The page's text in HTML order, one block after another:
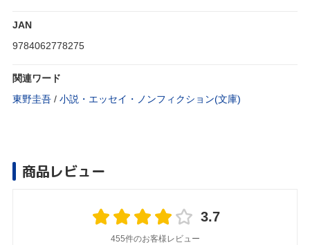
JAN
9784062778275
関連ワード
東野圭吾 / 小説・エッセイ・ノンフィクション(文庫)
商品レビュー
3.7
455件のお客様レビュー